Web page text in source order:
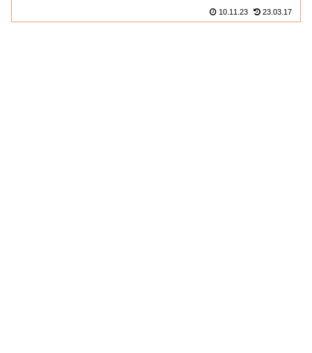
げたみたい。さんぱちさん...
10.11.23 23.03.17